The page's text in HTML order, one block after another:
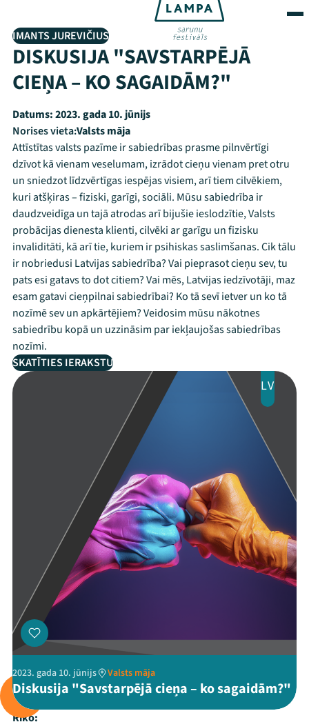
IMANTS JUREVIČIUS
DISKUSIJA "SAVSTARPĒJĀ
CIEŅA – KO SAGAIDĀM?"
Datums:2023. gada 10. jūnijs
Norises vieta:Valsts māja
Attīstītas valsts pazīme ir sabiedrības prasme pilnvērtīgi
dzīvot kā vienam veselumam, izrādot cieņu vienam pret otru
un sniedzot līdzvērtīgas iespējas visiem, arī tiem cilvēkiem,
kuri atšķiras – fiziski, garīgi, sociāli. Mūsu sabiedrība ir
daudzveidīga un tajā atrodas arī bijušie ieslodzītie, Valsts
probācijas dienesta klienti, cilvēki ar garīgu un fizisku
invaliditāti, kā arī tie, kuriem ir psihiskas saslimšanas. Cik tālu
ir nobriedusi Latvijas sabiedrība? Vai pieprasot cieņu sev, tu
pats esi gatavs to dot citiem? Vai mēs, Latvijas iedzīvotāji, maz
esam gatavi cieņpilnai sabiedrībai? Ko tā sevī ietver un ko tā
nozīmē sev un apkārtējiem? Veidosim mūsu nākotnes
sabiedrību kopā un uzzināsim par iekļaujošas sabiedrības
nozīmi.
SKATĪTIES IERAKSTU
LV
2023. gada 10. jūnijs Valsts māja
Diskusija "Savstarpējā cieņa – ko sagaidām?"
Rīko: